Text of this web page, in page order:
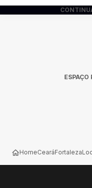
ESPAÇO
HomeCearáFortaleza